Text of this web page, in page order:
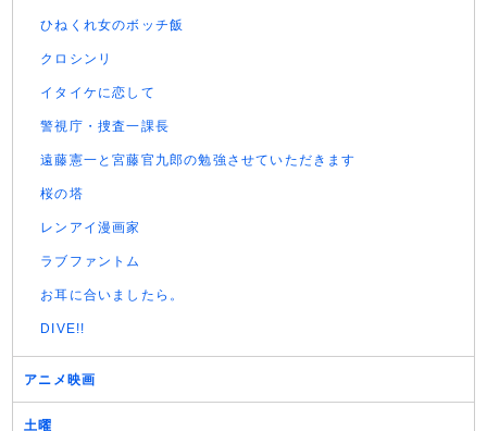
ひねくれ女のボッチ飯
クロシンリ
イタイケに恋して
警視庁・捜査一課長
遠藤憲一と宮藤官九郎の勉強させていただきます
桜の塔
レンアイ漫画家
ラブファントム
お耳に合いましたら。
DIVE!!
アニメ映画
土曜